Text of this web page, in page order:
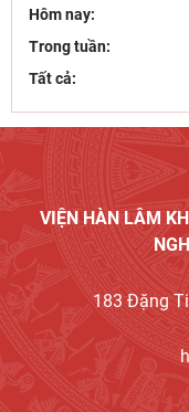
Bút tích đình
trào Cần Vương
Hôm nay:
Trong tuần:
Tất cả:
VIỆN HÀN LÂM
183 Đặng